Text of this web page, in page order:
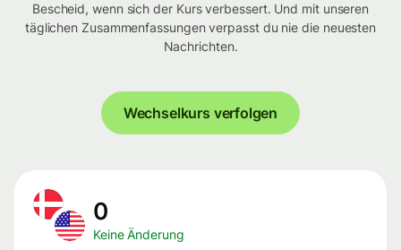
Bescheid, wenn sich der Kurs verbessert. Und mit unseren
täglichen Zusammenfassungen verpasst du nie die neuesten
Nachrichten.
Wechselkurs verfolgen
0
Keine Änderung